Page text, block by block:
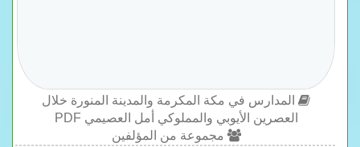
المدارس في مكة المكرمة والمدينة المنورة خلال
العصرين الأيوبي والمملوكي أمل العصيمي PDF
مجموعة من المؤلفين